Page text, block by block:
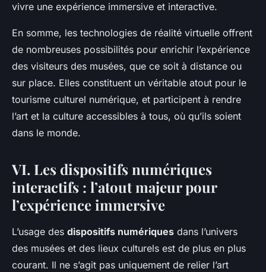
vivre une expérience immersive et interactive.
En somme, les technologies de réalité virtuelle offrent
de nombreuses possibilités pour enrichir l’expérience
des visiteurs des musées, que ce soit à distance ou
sur place. Elles constituent un véritable atout pour le
tourisme culturel numérique, et participent à rendre
l’art et la culture accessibles à tous, où qu’ils soient
dans le monde.
VI. Les dispositifs numériques
interactifs : l’atout majeur pour
l’expérience immersive
L’usage des dispositifs numériques dans l’univers
des musées et des lieux culturels est de plus en plus
courant. Il ne s’agit pas uniquement de relier l’art